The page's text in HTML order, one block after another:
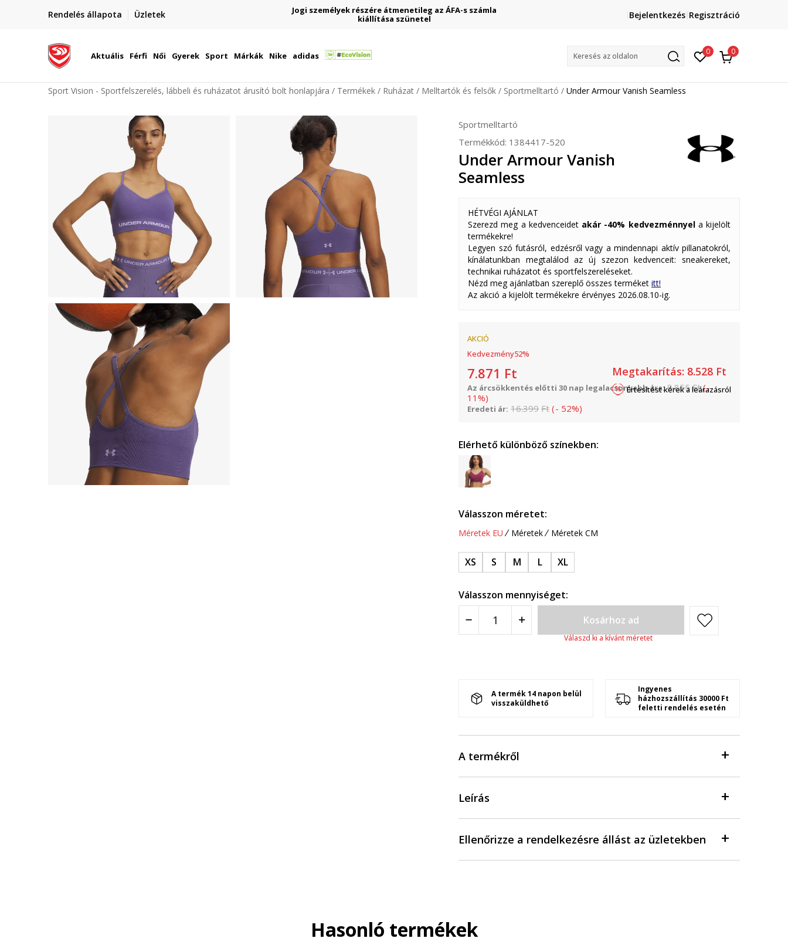
Rendelés állapota Üzletek
Csere és visszatérítési információk
Jogi személyek részére átmenetileg az ÁFA-s számla
Regisztrálj és iratkozz fel hírlevelünkre!
Szállítás
Bejelentkezés Regisztráció
Aktuális Férfi Női Gyerek Sport Márkák Nike adidas Keresés az oldalon 0 0
Sport Vision - Sportfelszerelés, lábbeli és ruházatot árusító bolt honlapjára Termékek Ruházat Melltartók és felsők Sportmelltartó Under Armour Vanish Seamless
Sportmelltartó
Termékkód: 1384417-520
Under Armour Vanish
Seamless
HÉTVÉGI AJÁNLAT
Szerezd meg a kedvenceidet akár -40% kedvezménnyel a kijelölt
termékekre!
Legyen szó futásról, edzésről vagy a mindennapi aktív pillanatokról,
kínálatunkban megtalálod az új szezon kedvenceit: sneakereket,
technikai ruházatot és sportfelszereléseket.
Nézd meg ajánlatban szereplő összes terméket itt!
Az akció a kijelölt termékekre érvényes 2026.08.10-ig.
AKCIÓ
Kedvezmény52%
7.871 Ft
Az árcsökkentés előtti 30 nap legalacsonyabb ára: 8.855 Ft (-
11 %)
Eredeti ár: 16.399 Ft (- 52%)
Megtakarítás: 8.528 Ft
Értesítést kérek a leárazásról
Elérhető különböző színekben:
Válasszon méretet:
Méretek EU Méretek Méretek CM
XS S M L XL
Válasszon mennyiséget:
Kosárhoz ad
Válaszd ki a kívánt méretet
A termék 14 napon belül
visszaküldhető
Ingyenes
házhozszállítás 30000 Ft
feletti rendelés esetén
A termékről
Leírás
Ellenőrizze a rendelkezésre állást az üzletekben
Hasonló termékek